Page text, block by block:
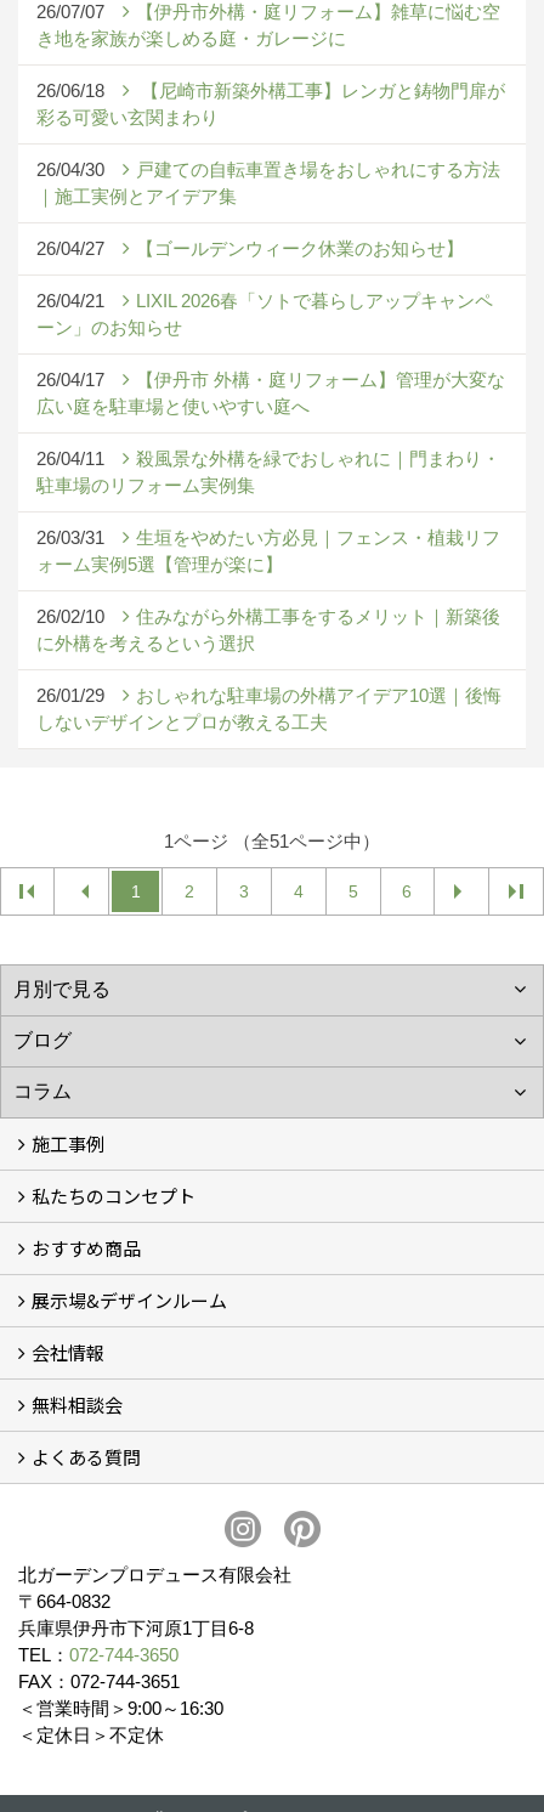
26/07/07
【伊丹市外構・庭リフォーム】雑草に悩む空
き地を家族が楽しめる庭・ガレージに
26/06/18
【尼崎市新築外構工事】レンガと鋳物門扉が
彩る可愛い玄関まわり
26/04/30
戸建ての自転車置き場をおしゃれにする方法
｜施工実例とアイデア集
26/04/27 【ゴールデンウィーク休業のお知らせ】
26/04/21
LIXIL 2026春「ソトで暮らしアップキャンペ
ーン」のお知らせ
26/04/17
【伊丹市 外構・庭リフォーム】管理が大変な
広い庭を駐車場と使いやすい庭へ
26/04/11
殺風景な外構を緑でおしゃれに｜門まわり・
駐車場のリフォーム実例集
26/03/31
生垣をやめたい方必見｜フェンス・植栽リフ
ォーム実例5選【管理が楽に】
26/02/10
住みながら外構工事をするメリット｜新築後
に外構を考えるという選択
26/01/29
おしゃれな駐車場の外構アイデア10選｜後悔
しないデザインとプロが教える工夫
1ページ （全51ページ中）
1 2 3 4 5 6
施工事例
施工事例
お客様の声 (46)
私たちのコンセプト
コンセプト
完成までの流れ
お庭のメンテナンスについて
おすすめ商品
オリジナル帆布のサイクルポート
NEW スマートサイクルポート
おしゃれな物置 (8)
門扉 (6)
ウッドフェンス (16)
アイアンの商品 (6)
ガーデニング雑貨 (3)
ガーデン書&ガーデンアート
こだわりのオリジナル商品 一覧
おすすめの植物 (29)
箱庭ガーデン
ポット苗
展示場&デザインルーム
展示場&デザインルーム
会社情報
会社概要
スタッフ紹介 (11)
ブログ
コラム
アクセス
求人募集
無料相談会
無料相談会
よくある質問
アフターサービス・アフターメンテナンスについて (3)
北ガーデンプロデュース有限会社
〒664-0832
兵庫県伊丹市下河原1丁目6-8
TEL： 072-744-3650
FAX：072-744-3651
＜営業時間＞9:00～16:30
＜定休日＞不定休